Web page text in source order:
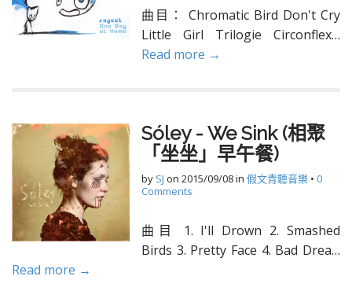
曲目： Chromatic Bird Don't Cry
Little Girl Trilogie Circonflex…
Read more →
Sóley - We Sink (相聚
「坐坐」早午餐)
by SJ on 2015/09/08in 假文青聽音樂 • 0
Comments
曲目 1. I'll Drown 2. Smashed
Birds 3. Pretty Face 4. Bad Drea…
Read more →